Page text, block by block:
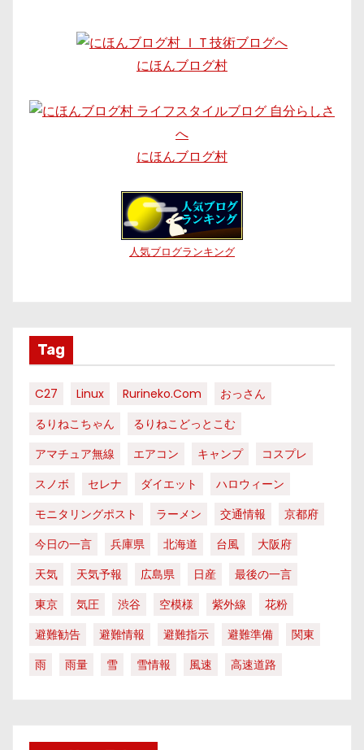
にほんブログ村
にほんブログ村
人気ブログランキング
Tag
C27 Linux Rurineko.com
おっさん
るりねこちゃん
るりねこどっとこむ
アマチュア無線
エアコン キャンプ
コスプレ
スノボ
セレナ ダイエット
ハロウィーン
モニタリングポスト
ラーメン 交通情報
京都府
今日の一言
兵庫県 北海道 台風
大阪府
天気
天気予報 広島県 日産
最後の一言
東京
気圧 渋谷 空模様 紫外線
花粉
避難勧告
避難情報 避難指示 避難準備
関東
雨
雨量 雪 雪情報 風速 高速道路